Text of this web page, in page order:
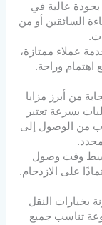
عالية في
السائقين أو من
عملاء ممتازة،
اهتمام وراحة.
من أبرز مزايا
بسرعة تعتبر
من الوصول إلى
وقت وصول
بخيارات النقل
تناسب جميع